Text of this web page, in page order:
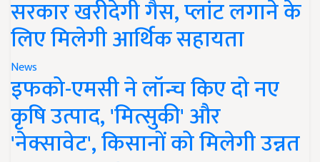
सरकार खरीदेगी गैस, प्लांट लगाने के
लिए मिलेगी आर्थिक सहायता
News
इफको-एमसी ने लॉन्च किए दो नए
कृषि उत्पाद, 'मित्सुकी' और
'नेक्सावेट', किसानों को मिलेगी उन्नत